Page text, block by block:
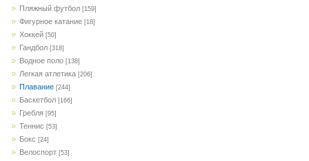
Пляжный футбол [159]
Фигурное катание [18]
Хоккей [50]
Гандбол [318]
Водное поло [138]
Легкая атлетика [206]
Плавание [244]
Баскетбол [166]
Гребля [95]
Теннис [53]
Бокс [24]
Велоспорт [53]